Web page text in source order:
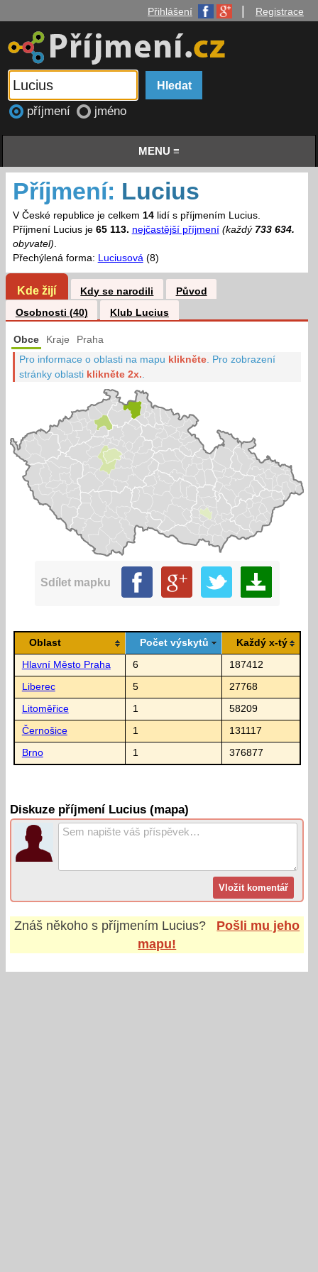
Přihlášení Registrace
příjmení jméno
MENU ≡
Příjmení: Lucius
V České republice je celkem 14lidí s příjmením Lucius.
Příjmení Lucius je 65 113. nejčastější příjmení (každý 733 634.
obyvatel).
Přechýlená forma: Luciusová(8)
Kde žijí Kdy se narodili
Původ
Osobnosti (40)
Klub Lucius
Obce Kraje Praha
Pro informace o oblasti na mapu klikněte Pro zobrazení
stránky oblasti klikněte 2x.
Sdílet mapku
Oblast Počet výskytů Každý x-tý
Hlavní Město Praha 6 187412
Liberec 5 27768
Litoměřice 1 58209
Černošice 1 131117
Brno 1 376877
Diskuze příjmení Lucius (mapa)
Znáš někoho s příjmením Lucius?
Pošli mu jeho
mapu!